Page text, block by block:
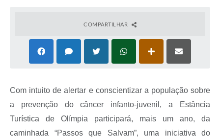
COMPARTILHAR
Com intuito de alertar e conscientizar a população sobre
a prevenção do câncer infanto-juvenil, a Estância
Turística de Olímpia participará, mais um ano, da
caminhada “Passos que Salvam”, uma iniciativa do